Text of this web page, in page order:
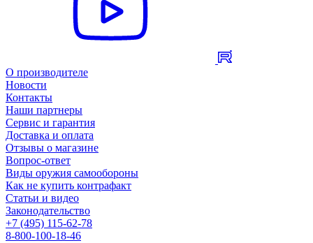
О производителе
Новости
Контакты
Наши партнеры
Сервис и гарантия
Доставка и оплата
Отзывы о магазине
Вопрос-ответ
Виды оружия самообороны
Как не купить контрафакт
Статьи и видео
Законодательство
+7 (495) 115-62-78
8-800-100-18-46